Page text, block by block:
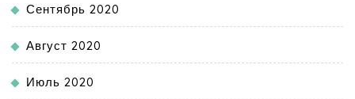
Сентябрь 2020
Август 2020
Июль 2020